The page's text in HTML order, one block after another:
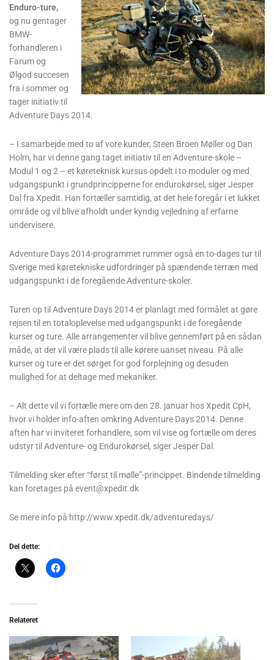
Enduro-ture,
og nu gentager
BMW-
forhandleren i
Farum og
Ølgod succesen
fra i sommer og
tager initiativ til
Adventure Days 2014.
– I samarbejde med to af vore kunder, Steen Broen Møller og Dan
Holm, har vi denne gang taget initiativ til en Adventure-skole –
Modul 1 og 2 – et køreteknisk kursus opdelt i to moduler og med
udgangspunkt i grundprincipperne for endurokørsel, siger Jesper
Dal fra Xpedit. Han fortæller samtidig, at det hele foregår i et lukket
område og vil blive afholdt under kyndig vejledning af erfarne
undervisere.
Adventure Days 2014-programmet rummer også en to-dages tur til
Sverige med køretekniske udfordringer på spændende terræn med
udgangspunkt i de foregående Adventure-skoler.
Turen op til Adventure Days 2014 er planlagt med formålet at gøre
rejsen til en totaloplevelse med udgangspunkt i de foregående
kurser og ture. Alle arrangementer vil blive gennemført på en sådan
måde, at der vil være plads til alle kørere uanset niveau. På alle
kurser og ture er det sørget for god forplejning og desuden
mulighed for at deltage med mekaniker.
– Alt dette vil vi fortælle mere om den 28. januar hos Xpedit CpH,
hvor vi holder info-aften omkring Adventure Days 2014. Denne
aften har vi inviteret forhandlere, som vil vise og fortælle om deres
udstyr til Adventure- og Endurokørsel, siger Jesper Dal.
Tilmelding sker efter “først til mølle”-princippet. Bindende tilmelding
kan foretages på event@xpedit.dk
Se mere info på http://www.xpedit.dk/adventuredays/
Del dette:
Relateret